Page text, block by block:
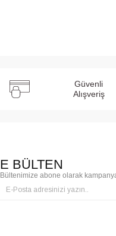
Güvenli
Alışveriş
E BÜLTEN
Bültenimize abone olarak